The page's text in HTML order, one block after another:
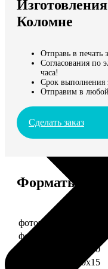
Продолжить без города
Коломне
Отправь в печать
Согласования по
часа!
Срок выполнения
Отправим в
Сделать заказ
Форматы и
Услуга
фотомагниты 6х6
фотомагнит 7х10
фотомагниты 10х10
фотомагниты 10х15